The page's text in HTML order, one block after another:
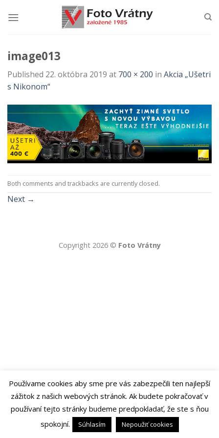
image013
Published 22. októbra 2019 at 700 × 200 in Akcia „Ušetri
s Nikonom“
Both comments and trackbacks are currently closed.
Next →
Copyright 2026 © Foto Vrátny
Používame cookies aby sme pre vás zabezpečili ten najlepší
zážitok z našich webových stránok. Ak budete pokračovať v
používaní tejto stránky budeme predpokladať, že ste s ňou
spokojní.
Súhlasím Nepoužiť cookies